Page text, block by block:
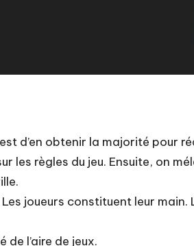
d’en obtenir la majorité pour
règles du jeu. Ensuite, on
joueurs constituent leur
l’aire de jeux.